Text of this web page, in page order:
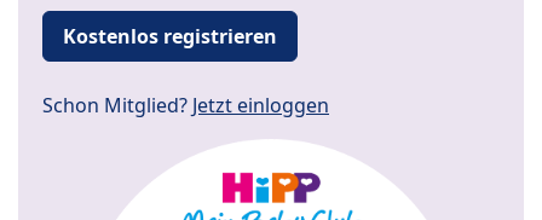
Kostenlos registrieren
Schon Mitglied? Jetzt einloggen